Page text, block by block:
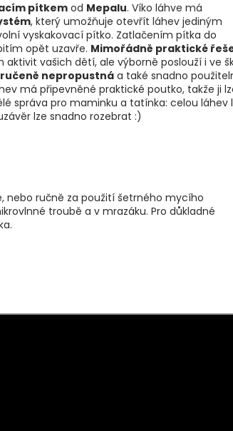
pítkemod Mepalu. Víko láhve má
, který umožňuje otevřít láhev jediným
vyskakovací pítko. Zatlačením pítka do
opět uzavře. Mimořádně praktické
vašich dětí, ale výborně poslouží i ve
nepropustná a také snadno
má připevněné praktické poutko, takže ji
správa pro maminku a tatínka: celou láhev
lze snadno rozebrat :)
nebo ručně za použití šetrného mycího
troubě a v mrazáku. Pro důkladné